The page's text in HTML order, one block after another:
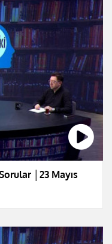
│23 Mayıs